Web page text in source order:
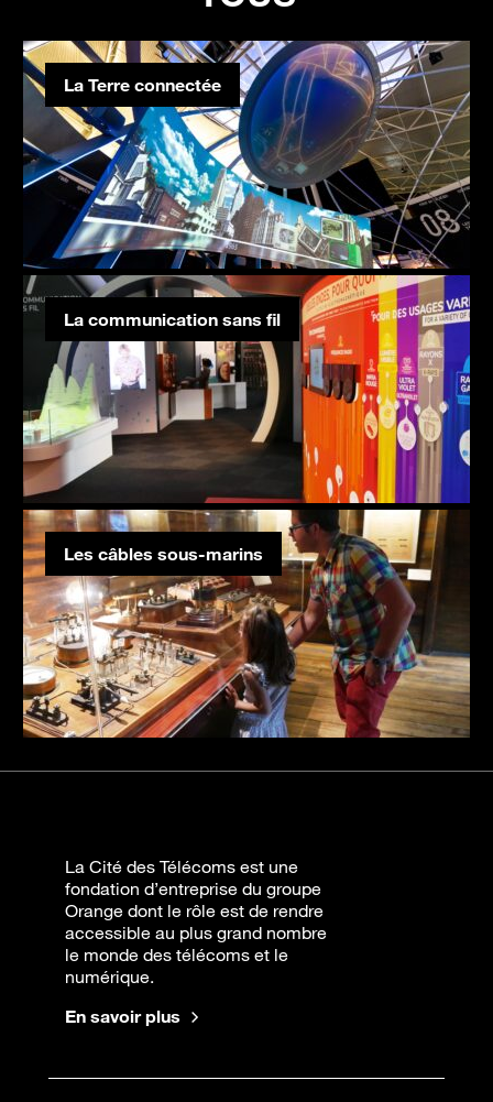
La Terre connectée
La communication sans fil
Les câbles sous-marins
La Cité des Télécoms est une
fondation d’entreprise du groupe
Orange dont le rôle est de rendre
accessible au plus grand nombre
le monde des télécoms et le
numérique.
En savoir plus